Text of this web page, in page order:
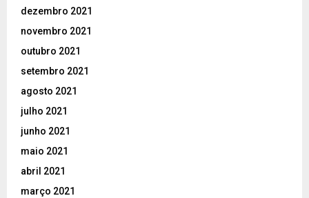
dezembro 2021
novembro 2021
outubro 2021
setembro 2021
agosto 2021
julho 2021
junho 2021
maio 2021
abril 2021
março 2021